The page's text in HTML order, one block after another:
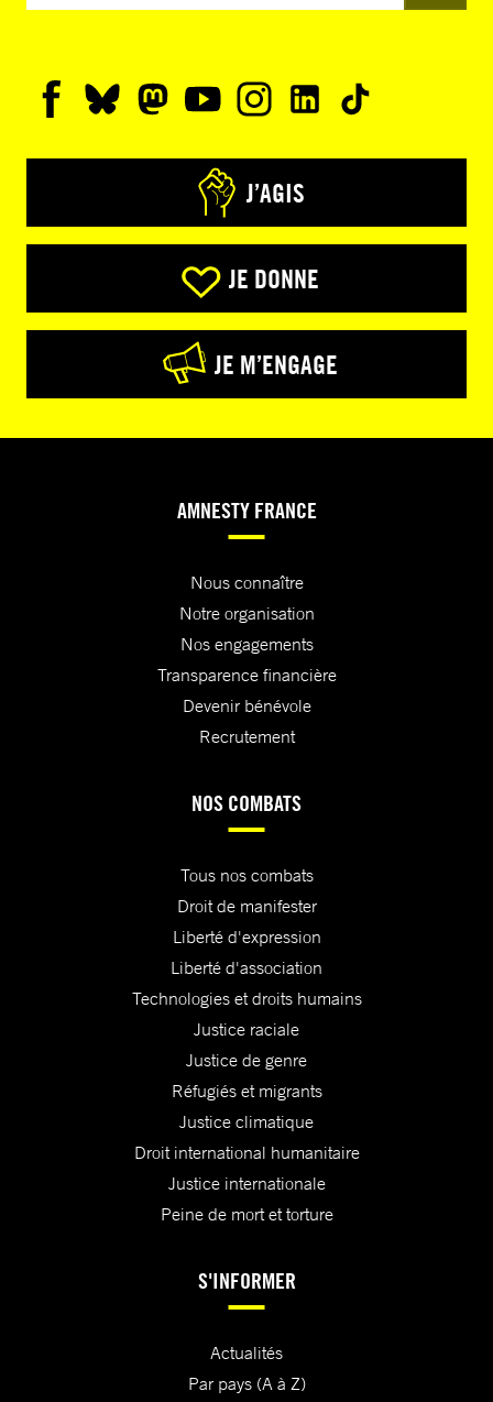
J’AGIS
JE DONNE
JE M’ENGAGE
AMNESTY FRANCE
Nous connaître
Notre organisation
Nos engagements
Transparence financière
Devenir bénévole
Recrutement
NOS COMBATS
Tous nos combats
Droit de manifester
Liberté d'expression
Liberté d'association
Technologies et droits humains
Justice raciale
Justice de genre
Réfugiés et migrants
Justice climatique
Droit international humanitaire
Justice internationale
Peine de mort et torture
S'INFORMER
Actualités
Par pays (A à Z)